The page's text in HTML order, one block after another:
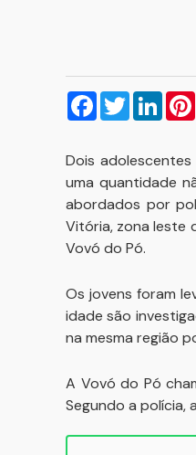
Facebook
Twitter
Dois
uma quantidade
abordados por
Vitória, zona leste
Vovó do Pó.
Os jovens foram
idade são
na mesma região
A Vovó do Pó
Segundo a polícia,